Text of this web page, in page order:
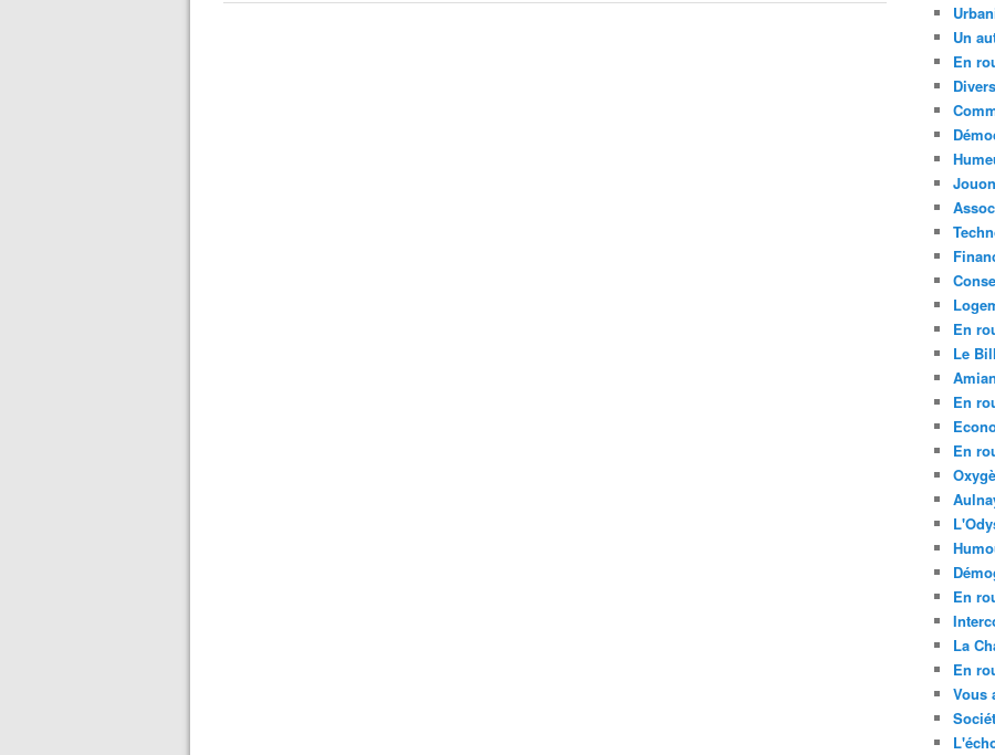
Un
En
Divers
En
Le
En
En
En
La
En
Vous